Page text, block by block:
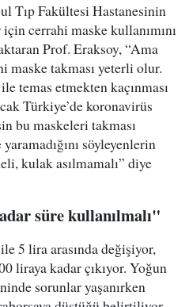
Tıp Fakültesi Hastanesinin
cerrahi maske kullanımını
Prof. Eraksoy, “Ama
maske takması yeterli olur.
temas etmekten kaçınması
Türkiye’de koronavirüs
bu maskeleri takması
söyleyenlerin
kulak asılmamalı” diye
süre kullanılmalı"
5 lira arasında değişiyor,
liraya kadar çıkıyor. Yoğun
sorunlar yaşanırken